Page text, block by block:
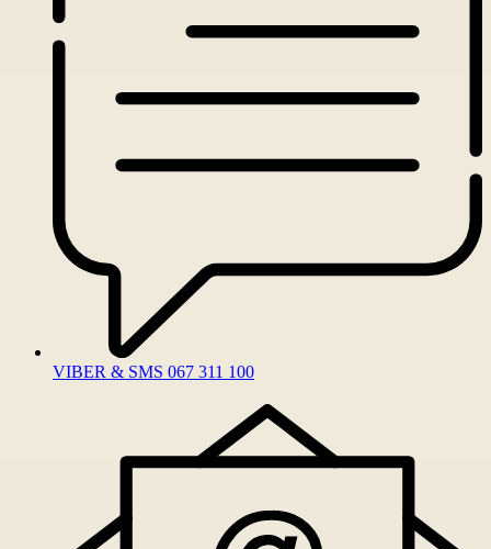
VIBER & SMS 067 311 100